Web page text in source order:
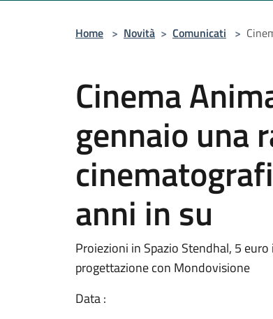
Home > Novità > Comunicati >
Cinema
gennaio una
anni in su
Proiezioni in Spazio Stendhal, 5
progettazione con Mondovisione
Data :